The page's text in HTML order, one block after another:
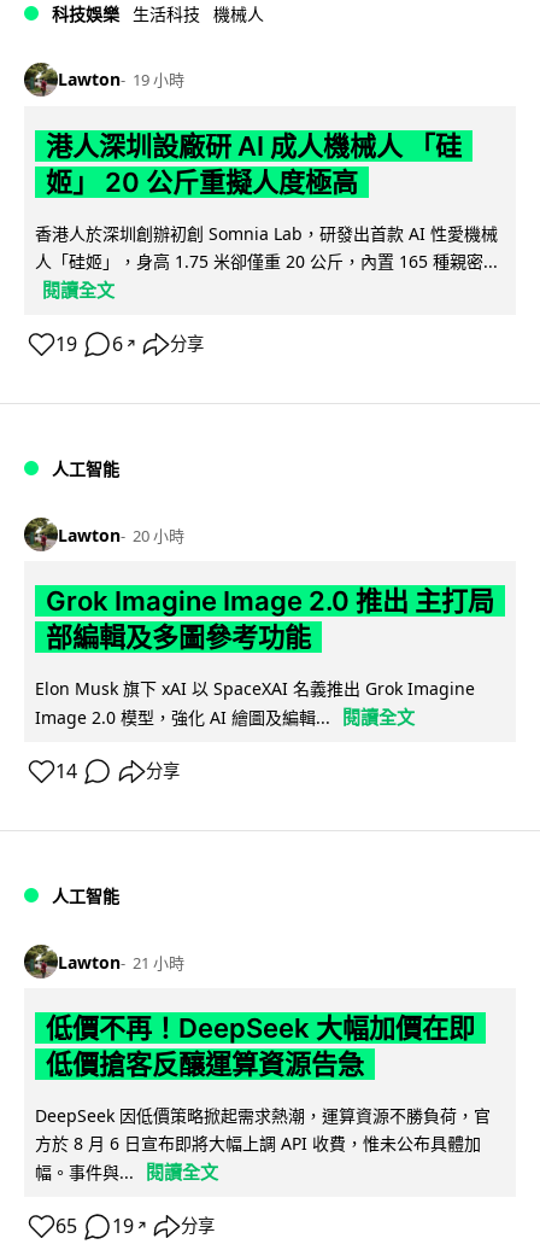
科技娛樂 生活科技 機械人
Lawton 19 小時
港人深圳設廠研 AI 成人機械人 「硅
姬」 20 公斤重擬人度極高
香港人於深圳創辦初創 Somnia Lab，研發出首款 AI 性愛機械
人「硅姬」，身高 1.75 米卻僅重 20 公斤，內置 165 種親密...
閱讀全文
19 6 ↗ 分享
人工智能
Lawton 20 小時
Grok Imagine Image 2.0 推出 主打局
部編輯及多圖參考功能
Elon Musk 旗下 xAI 以 SpaceXAI 名義推出 Grok Imagine
Image 2.0 模型，強化 AI 繪圖及編輯...
閱讀全文
14 分享
人工智能
Lawton 21 小時
低價不再！DeepSeek 大幅加價在即
低價搶客反釀運算資源告急
DeepSeek 因低價策略掀起需求熱潮，運算資源不勝負荷，官
方於 8 月 6 日宣布即將大幅上調 API 收費，惟未公布具體加
幅。事件與...
閱讀全文
65 19 ↗ 分享